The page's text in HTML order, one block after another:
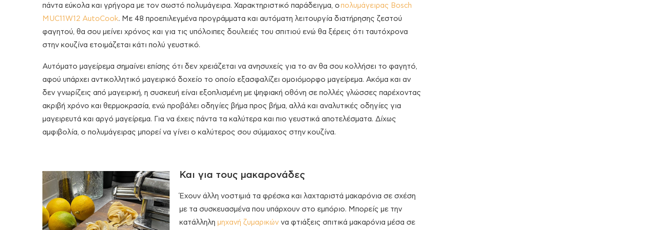
πάντα εύκολα και γρήγορα με τον σωστό πολυμάγειρα. Χαρακτηριστικό παράδειγμα, ο πολυμάγειρας Bosch
MUC11W12 AutoCook. Με 48 προεπιλεγμένα προγράμματα και αυτόματη λειτουργία διατήρησης ζεστού
φαγητού, θα σου μείνει χρόνος και για τις υπόλοιπες δουλειές του σπιτιού ενώ θα ξέρεις ότι ταυτόχρονα
στην κουζίνα ετοιμάζεται κάτι πολύ γευστικό.
Αυτόματο μαγείρεμα σημαίνει επίσης ότι δεν χρειάζεται να ανησυχείς για το αν θα σου κολλήσει το φαγητό,
αφού υπάρχει αντικολλητικό μαγειρικό δοχείο το οποίο εξασφαλίζει ομοιόμορφο μαγείρεμα. Ακόμα και αν
δεν γνωρίζεις από μαγειρική, η συσκευή είναι εξοπλισμένη με ψηφιακή οθόνη σε πολλές γλώσσες παρέχοντας
ακριβή χρόνο και θερμοκρασία, ενώ προβάλει οδηγίες βήμα προς βήμα, αλλά και αναλυτικές οδηγίες για
μαγειρευτά και αργό μαγείρεμα. Για να έχεις πάντα τα καλύτερα και πιο γευστικά αποτελέσματα. Δίχως
αμφιβολία, ο πολυμάγειρας μπορεί να γίνει ο καλύτερος σου σύμμαχος στην κουζίνα.
Και για τους μακαρονάδες
Έχουν άλλη νοστιμιά τα φρέσκα και λαχταριστά μακαρόνια σε σχέση
με τα συσκευασμένα που υπάρχουν στο εμπόριο. Μπορείς με την
κατάλληλη μηχανή ζυμαρικών να φτιάξεις σπιτικά μακαρόνια μέσα σε